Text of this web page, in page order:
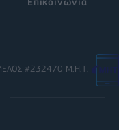
#232470 Μ.Η.Τ.